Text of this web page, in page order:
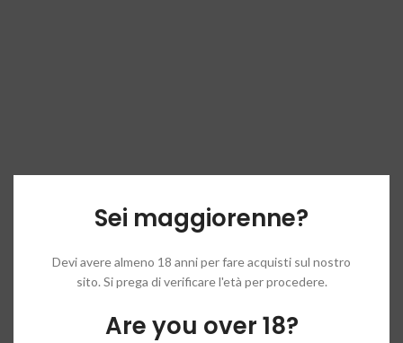
Sei maggiorenne?
Devi avere almeno 18 anni per fare acquisti sul nostro
sito. Si prega di verificare l'età per procedere.
Are you over 18?